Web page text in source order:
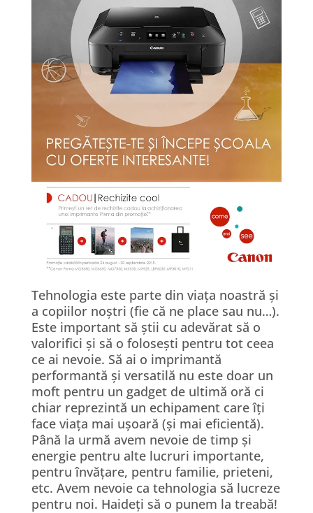
Tehnologia este parte din viața noastră și
a copiilor noștri (fie că ne place sau nu…).
Este important să știi cu adevărat să o
valorifici și să o folosești pentru tot ceea
ce ai nevoie. Să ai o imprimantă
performantă și versatilă nu este doar un
moft pentru un gadget de ultimă oră ci
chiar reprezintă un echipament careîți
face viața mai ușoară (și mai eficientă).
Până la urmă avem nevoie de timp și
energie pentru alte lucruri importante,
pentruînvățare, pentru familie, prieteni,
etc. Avem nevoie ca tehnologia să lucreze
pentru noi. Haideți să o punem la treabă!